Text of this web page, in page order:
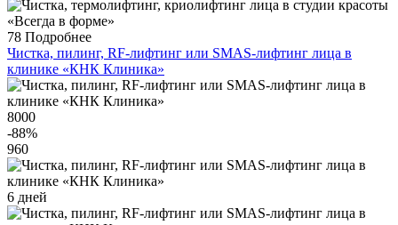
78 Подробнее
Чистка, пилинг, RF-лифтинг или SMAS-лифтинг лица в
клинике «КНК Клиника»
8000
-88%
960
6 дней